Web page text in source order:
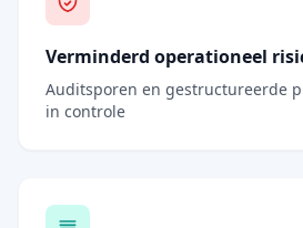
Verminderd operationeel
Auditsporen en gestructureerde
in controle